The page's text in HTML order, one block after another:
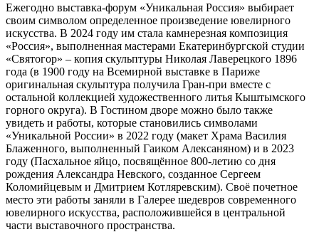
Ежегодно выставка-форум «Уникальная Россия» выбирает
своим символом определенное произведение ювелирного
искусства. В 2024 году им стала камнерезная композиция
«Россия», выполненная мастерами Екатеринбургской студии
«Святогор» – копия скульптуры Николая Лаверецкого 1896
года (в 1900 году на Всемирной выставке в Париже
оригинальная скульптура получила Гран-при вместе с
остальной коллекцией художественного литья Кыштымского
горного округа). В Гостином дворе можно было также
увидеть и работы, которые становились символами
«Уникальной России» в 2022 году (макет Храма Василия
Блаженного, выполненный Гаиком Алексаняном) и в 2023
году (Пасхальное яйцо, посвящённое 800-летию со дня
рождения Александра Невского, созданное Сергеем
Коломийцевым и Дмитрием Котляревским). Своё почетное
место эти работы заняли в Галерее шедевров современного
ювелирного искусства, расположившейся в центральной
части выставочного пространства.